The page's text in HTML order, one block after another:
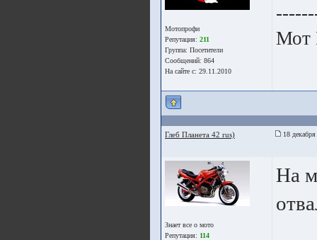
Мотопрофи
Репутация: 211
Группа: Посетители
Сообщений: 864
На сайте с: 29.11.2010
Глеб Планета 42 rus) 18
Знает все о мото
Репутация: 114
На